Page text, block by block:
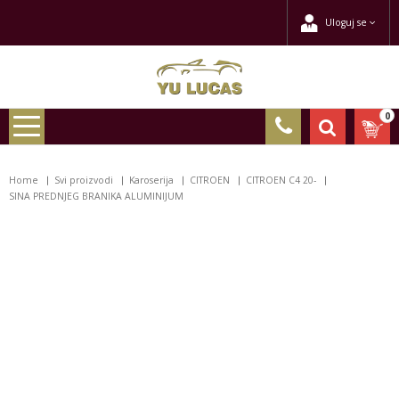
Uloguj se
0
Home Svi proizvodi Karoserija CITROEN
CITROEN C4 20-
SINA PREDNJEG BRANIKA ALUMINIJUM